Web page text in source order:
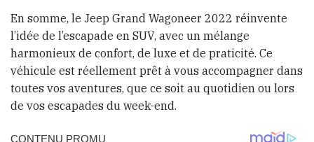
En somme, le Jeep Grand Wagoneer 2022 réinvente
l’idée de l’escapade en SUV, avec un mélange
harmonieux de confort, de luxe et de praticité. Ce
véhicule est réellement prêt à vous accompagner dans
toutes vos aventures, que ce soit au quotidien ou lors
de vos escapades du week-end.